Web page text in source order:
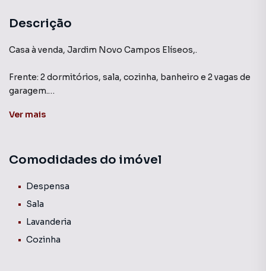
Descrição
Casa à venda, Jardim Novo Campos Elíseos,.
Frente: 2 dormitórios, sala, cozinha, banheiro e 2 vagas de
garagem.
garagem.
Ver mais
Comodidades do imóvel
Despensa
Sala
Lavanderia
Cozinha